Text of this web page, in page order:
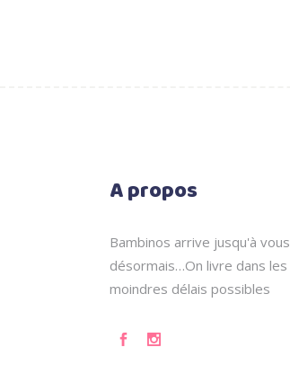
A propos
Bambinos arrive jusqu'à vous
désormais…On livre dans les
moindres délais possibles